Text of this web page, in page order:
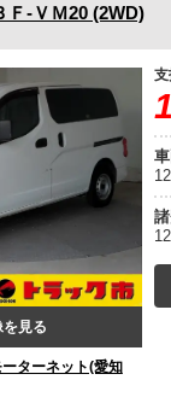
Ｆ-ＶＭ20 (2WD)
見る
ターネット(愛知
支